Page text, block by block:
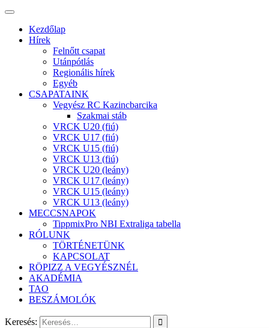
Kezdőlap
Hírek
Felnőtt csapat
Utánpótlás
Regionális hírek
Egyéb
CSAPATAINK
Vegyész RC Kazincbarcika
Szakmai stáb
VRCK U20 (fiú)
VRCK U17 (fiú)
VRCK U15 (fiú)
VRCK U13 (fiú)
VRCK U20 (leány)
VRCK U17 (leány)
VRCK U15 (leány)
VRCK U13 (leány)
MECCSNAPOK
TippmixPro NBI Extraliga tabella
RÓLUNK
TÖRTÉNETÜNK
KAPCSOLAT
RÖPIZZ A VEGYÉSZNÉL
AKADÉMIA
TAO
BESZÁMOLÓK
Keresés: